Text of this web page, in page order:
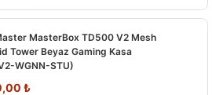
MasterBox TD500 V2 Mesh
Tower Beyaz Gaming Kasa
WGNN-STU)
₺